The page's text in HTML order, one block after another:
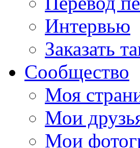
Интервью
Заказать
Сообщество
Моя
Мои
Мои